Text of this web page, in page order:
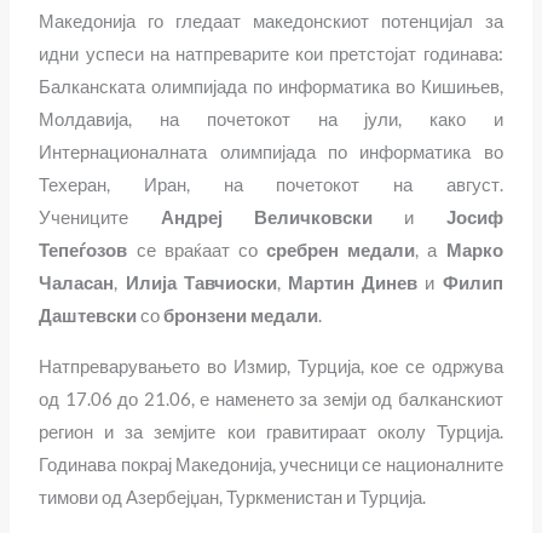
Македонија го гледаат македонскиот потенцијал за
идни успеси на натпреварите кои претстојат годинава:
Балканската олимпијада по информатика во Кишињев,
Молдавија, на почетокот на јули, како и
Интернационалната олимпијада по информатика во
Техеран, Иран, на почетокот на август.
Учениците Андреј Величковски и Јосиф
Тепеѓозов се враќаат сосребрен медали, а Марко
Чаласан, Илија Тавчиоски, Мартин Динев и Филип
Даштевскисобронзени медали.
Натпреварувањето во Измир, Турција, кое се одржува
од 17.06 до 21.06, е наменето за земји од балканскиот
регион и за земјите кои гравитираат околу Турција.
Годинава покрај Македонија, учесници се националните
тимови од Азербејџан, Туркменистан и Турција.